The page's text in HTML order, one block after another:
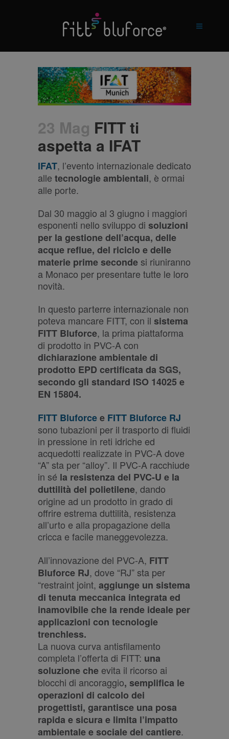
23 Mag FITT ti
aspetta a IFAT
IFAT, l’evento internazionale dedicato
alle tecnologie ambientali, è ormai
alle porte.
Dal 30 maggio al 3 giugno i maggiori
esponenti nello sviluppo di soluzioni
per la gestione dell’acqua, delle
acque reflue, del riciclo e delle
materie prime seconde si riuniranno
a Monaco per presentare tutte le loro
novità.
In questo parterre internazionale non
poteva mancare FITT, con il sistema
FITT Bluforce, la prima piattaforma
di prodotto in PVC-A con
dichiarazione ambientale di
prodotto EPD certificata da SGS,
secondo gli standard ISO 14025 e
EN 15804.
FITT Bluforcee FITT Bluforce RJ
sono tubazioni per il trasporto di fluidi
in pressione in reti idriche ed
acquedotti realizzate in PVC-A dove
“A” sta per “alloy”. Il PVC-A racchiude
in sé la resistenza del PVC-U e la
duttilità del polietilene, dando
origine ad un prodotto in grado di
offrire estrema duttilità, resistenza
all’urto e alla propagazione della
cricca e facile maneggevolezza.
All’innovazione del PVC-A, FITT
Bluforce RJ, dove “RJ” sta per
“restraint joint, aggiunge un sistema
di tenuta meccanica integrata ed
inamovibile che la rende ideale per
applicazioni con tecnologie
trenchless.
La nuova curva antisfilamento
completa l’offerta di FITT: una
soluzione che evita il ricorso ai
blocchi di ancoraggio, semplifica le
operazioni di calcolo dei
progettisti, garantisce una posa
rapida e sicura e limita l’impatto
ambientale e sociale del cantiere.